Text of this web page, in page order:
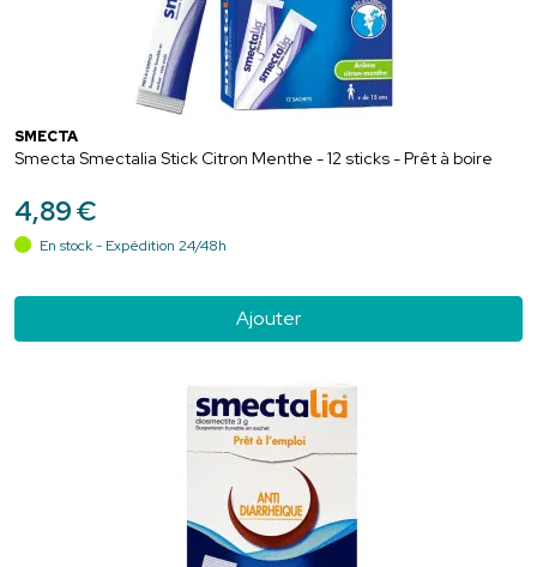
SMECTA
Smecta Smectalia Stick Citron Menthe - 12 sticks - Prêt à boire
4,89€
En stock - Expédition 24/48h
Ajouter